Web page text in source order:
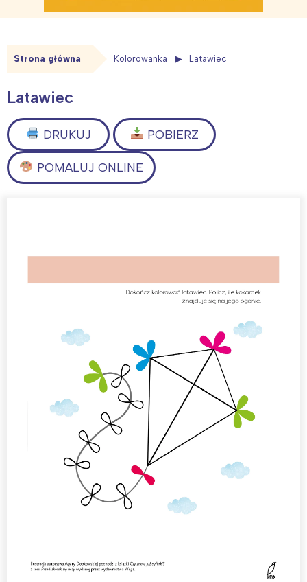
Strona główna Kolorowanka Latawiec
Latawiec
DRUKUJ POBIERZ
POMALUJ ONLINE